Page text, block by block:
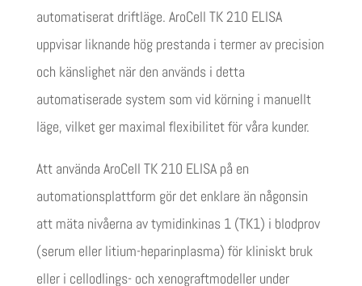
automatiserat driftläge. AroCell TK 210 ELISA
uppvisar liknande hög prestanda i termer av precision
och känslighet när den används i detta
automatiserade system som vid körning i manuellt
läge, vilket ger maximal flexibilitet för våra kunder.
Att använda AroCell TK 210 ELISA på en
automationsplattform gör det enklare än någonsin
att mäta nivåerna av tymidinkinas 1 (TK1) i blodprov
(serum eller litium-heparinplasma) för kliniskt bruk
eller i cellodlings- och xenograftmodeller under